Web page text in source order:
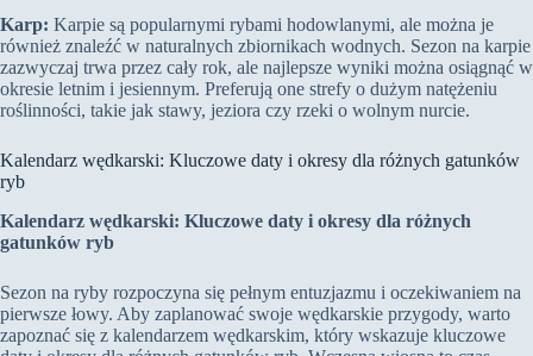
Karp: Karpie są popularnymi rybami hodowlanymi, ale można je
również znaleźć w naturalnych zbiornikach wodnych. Sezon na karpie
zazwyczaj trwa przez cały rok, ale najlepsze wyniki można osiągnąć w
okresie letnim i jesiennym. Preferują one strefy o dużym natężeniu
roślinności, takie jak stawy, jeziora czy rzeki o wolnym nurcie.
Kalendarz wędkarski: Kluczowe daty i okresy dla różnych gatunków
ryb
Kalendarz wędkarski: Kluczowe daty i okresy dla różnych
gatunków ryb
Sezon na ryby rozpoczyna się pełnym entuzjazmu i oczekiwaniem na
pierwsze łowy. Aby zaplanować swoje wędkarskie przygody, warto
zapoznać się z kalendarzem wędkarskim, który wskazuje kluczowe